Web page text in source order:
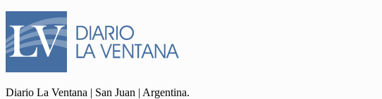
Diario La Ventana | San Juan | Argentina.